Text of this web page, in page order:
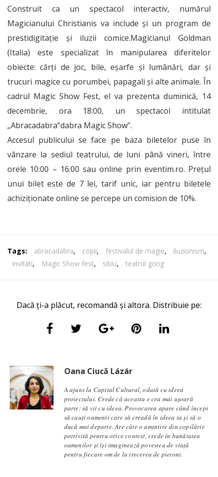
Construit ca un spectacol interactiv, numărul
Magicianului Christianis va include și un program de
prestidigitație și iluzii comice.Magicianul Goldman
(Italia) este specializat în manipularea diferitelor
obiecte: cărți de joc, bile, eșarfe și lumânări, dar și
trucuri magice cu porumbei, papagali și alte animale. În
cadrul Magic Show Fest, el va prezenta duminică, 14
decembrie, ora 18:00, un spectacol intitulat
„Abracadabra”dabra Magic Show”.
Accesul publicului se face pe baza biletelor puse în
vânzare la sediul teatrului, de luni până vineri, între
orele 10:00 – 16:00 sau online prin eventim.ro. Prețul
unui bilet este de 7 lei, tarif unic, iar pentru biletele
achiziționate online se percepe un comision de 10%.
Tags: abracadabra, copii, festivalul de magie, iluzionism,
invitati, Magic Show fest, sibiu, teatrul gong
Dacă ți-a plăcut, recomandă și altora. Distribuie pe:
Oana Ciucă Lázár
A ajuns la Capital Cultural, odată cu ideea
proiectului. Crede că aceasta e cea mai ușoară
parte: să vii cu ideea. Provocarea apare când începi
să cauți oamenii care să creadă în ideea ta și să o
ducă mai departe. Are câte o amintire din copilărie
potrivită pentru orice context, crede în bunătatea
oamenilor și își imaginează povestea de viață
pentru fiecare om de la trecerea de pietoni.